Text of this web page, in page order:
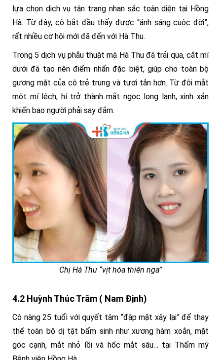
lựa chọn dịch vụ tân trang nhan sắc toàn diện tại Hồng
Hà. Từ đây, cô bắt đầu thấy được “ánh sáng cuộc đời”,
rất nhiều cơ hội mới đã đến với Hà Thu.
Trong 5 dịch vụ phẫu thuật mà Hà Thu đã trải qua, cắt mí
dưới đã tạo nên điểm nhấn đặc biệt, giúp cho toàn bộ
gương mặt của cô trẻ trung và tươi tắn hơn. Từ đôi mắt
một mí lệch, hí trở thành mắt ngọc long lanh, xinh xắn
khiến bao người phải say đắm.
Chị Hà Thu “vịt hóa thiên nga”
4.2 Huỳnh Thúc Trâm ( Nam Định)
Cô nàng 25 tuổi với quyết tâm “đập mặt xây lại” để thay
thế toàn bộ dị tật bẩm sinh như xương hàm xoắn, mặt
góc cạnh, mắt nhỏ lồi và hốc mắt sâu… tại Thẩm mỹ